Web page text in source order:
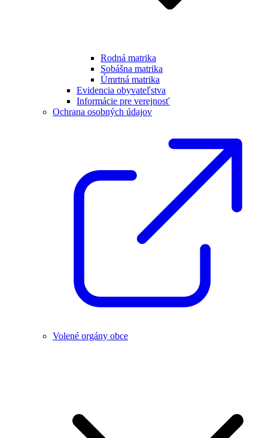
Rodná matrika
Sobášna matrika
Úmrtná matrika
Evidencia obyvateľstva
Informácie pre verejnosť
Ochrana osobných údajov
Volené orgány obce